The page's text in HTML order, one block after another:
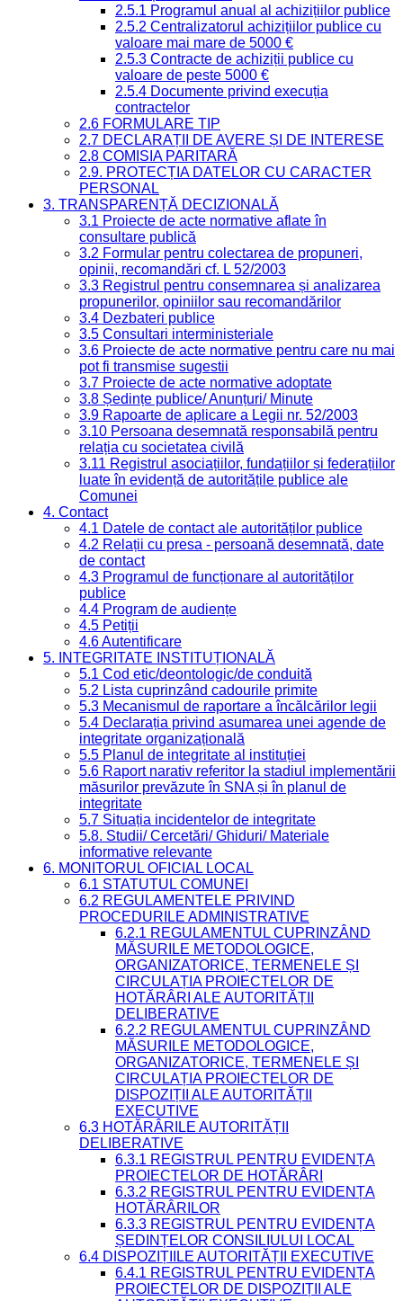
2.5.1 Programul anual al achizițiilor publice
2.5.2 Centralizatorul achizițiilor publice cu
valoare mai mare de 5000 €
2.5.3 Contracte de achiziții publice cu
valoare de peste 5000 €
2.5.4 Documente privind execuția
contractelor
2.6 FORMULARE TIP
2.7 DECLARAȚII DE AVERE ȘI DE INTERESE
2.8 COMISIA PARITARĂ
2.9. PROTECȚIA DATELOR CU CARACTER
PERSONAL
3. TRANSPARENȚĂ DECIZIONALĂ
3.1 Proiecte de acte normative aflate în
consultare publică
3.2 Formular pentru colectarea de propuneri,
opinii, recomandări cf. L 52/2003
3.3 Registrul pentru consemnarea și analizarea
propunerilor, opiniilor sau recomandărilor
3.4 Dezbateri publice
3.5 Consultari interministeriale
3.6 Proiecte de acte normative pentru care nu mai
pot fi transmise sugestii
3.7 Proiecte de acte normative adoptate
3.8 Ședințe publice/ Anunțuri/ Minute
3.9 Rapoarte de aplicare a Legii nr. 52/2003
3.10 Persoana desemnată responsabilă pentru
relația cu societatea civilă
3.11 Registrul asociațiilor, fundațiilor și federațiilor
luate în evidență de autoritățile publice ale
Comunei
4. Contact
4.1 Datele de contact ale autorităților publice
4.2 Relații cu presa - persoană desemnată, date
de contact
4.3 Programul de funcționare al autorităților
publice
4.4 Program de audiențe
4.5 Petiții
4.6 Autentificare
5. INTEGRITATE INSTITUȚIONALĂ
5.1 Cod etic/deontologic/de conduită
5.2 Lista cuprinzând cadourile primite
5.3 Mecanismul de raportare a încălcărilor legii
5.4 Declarația privind asumarea unei agende de
integritate organizațională
5.5 Planul de integritate al instituției
5.6 Raport narativ referitor la stadiul implementării
măsurilor prevăzute în SNA și în planul de
integritate
5.7 Situația incidentelor de integritate
5.8. Studii/ Cercetări/ Ghiduri/ Materiale
informative relevante
6. MONITORUL OFICIAL LOCAL
6.1 STATUTUL COMUNEI
6.2 REGULAMENTELE PRIVIND
PROCEDURILE ADMINISTRATIVE
6.2.1 REGULAMENTUL CUPRINZÂND
MĂSURILE METODOLOGICE,
ORGANIZATORICE, TERMENELE ȘI
CIRCULAȚIA PROIECTELOR DE
HOTĂRÂRI ALE AUTORITĂȚII
DELIBERATIVE
6.2.2 REGULAMENTUL CUPRINZÂND
MĂSURILE METODOLOGICE,
ORGANIZATORICE, TERMENELE ȘI
CIRCULAȚIA PROIECTELOR DE
DISPOZIȚII ALE AUTORITĂȚII
EXECUTIVE
6.3 HOTĂRÂRILE AUTORITĂȚII
DELIBERATIVE
6.3.1 REGISTRUL PENTRU EVIDENȚA
PROIECTELOR DE HOTĂRÂRI
6.3.2 REGISTRUL PENTRU EVIDENȚA
HOTĂRÂRILOR
6.3.3 REGISTRUL PENTRU EVIDENȚA
ȘEDINȚELOR CONSILIULUI LOCAL
6.4 DISPOZIȚIILE AUTORITĂȚII EXECUTIVE
6.4.1 REGISTRUL PENTRU EVIDENȚA
PROIECTELOR DE DISPOZIȚII ALE